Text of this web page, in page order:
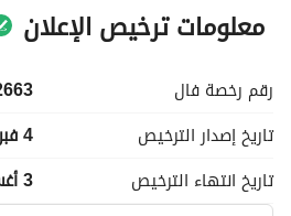
معلومات ترخيص الإعلان
رقم رخصة فال
تاريخ إصدار الترخيص
4 فبراير 2026
تاريخ انتهاء الترخيص 3 أغسطس 2026